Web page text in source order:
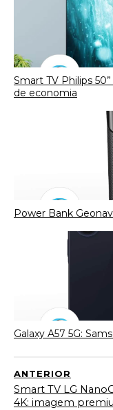
Smart TV Philips
de economia
Power Bank
Galaxy A57 5G:
ANTERIOR
Smart TV LG
4K: imagem